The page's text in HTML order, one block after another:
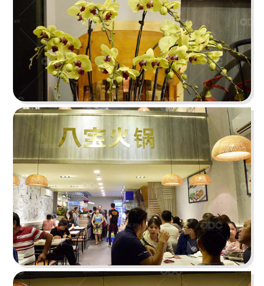
HUI XIANG SI YAN
Lấy cảm hứng từ nét đẹp truyền thống kết hợp
hơi thở hiện đại
Chi tiết
BAOZ DIMSUM